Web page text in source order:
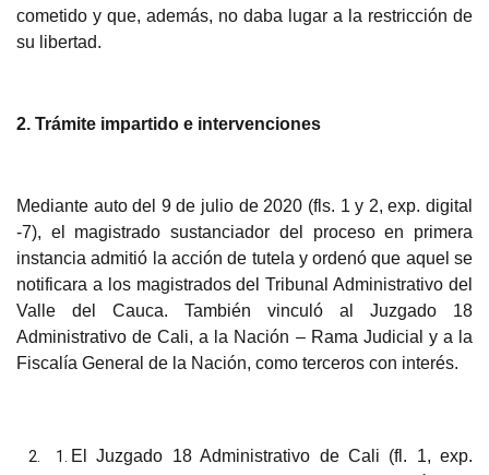
cometido y que, además, no daba lugar a la restricción de
su libertad.
2. Trámite impartido e intervenciones
Mediante auto del 9 de julio de 2020 (fls. 1 y 2, exp. digital
-7), el magistrado sustanciador del proceso en primera
instancia admitió la acción de tutela y ordenó que aquel se
notificara a los magistrados del Tribunal Administrativo del
Valle del Cauca. También vinculó al Juzgado 18
Administrativo de Cali, a la Nación – Rama Judicial y a la
Fiscalía General de la Nación, como terceros con interés.
El Juzgado 18 Administrativo de Cali (fl. 1, exp.